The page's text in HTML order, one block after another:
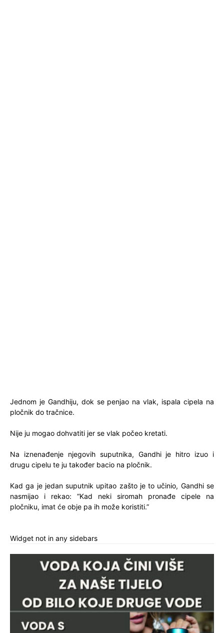
Jednom je Gandhiju, dok se penjao na vlak, ispala cipela na
pločnik do tračnice.
Nije ju mogao dohvatiti jer se vlak počeo kretati.
Na iznenađenje njegovih suputnika, Gandhi je hitro izuo i
drugu cipelu te ju također bacio na pločnik.
Kad ga je jedan suputnik upitao zašto je to učinio, Gandhi se
nasmijao i rekao: “Kad neki siromah pronađe cipele na
pločniku, imat će obje pa ih može koristiti.”
Widget not in any sidebars